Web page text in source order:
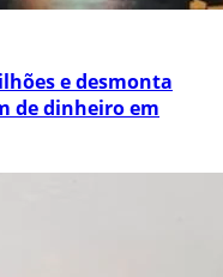
e desmonta
de dinheiro em